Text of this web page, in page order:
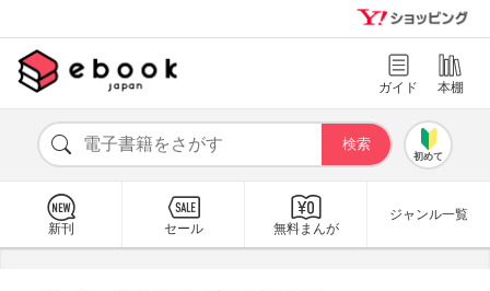
ガイド 本棚
初めて
新刊 セール 無料まんが
ジャンル一覧